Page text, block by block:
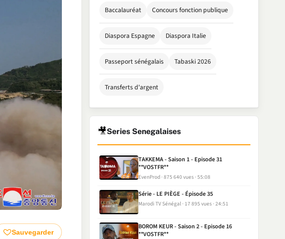
Sauvegarder
Baccalauréat Concours fonction publique
Diaspora Espagne Diaspora Italie
Passeport sénégalais Tabaski 2026
Transferts d'argent
🎥Series Senegalaises
TAKKEMA - Saison 1 - Episode 31
**VOSTFR**
EvenProd 875 640 vues 55:08
Série - LE PIÈGE - Épisode 35
Marodi TV Sénégal 17 895 vues 24:51
BOROM KEUR - Saison 2 - Episode 16
**VOSTFR**